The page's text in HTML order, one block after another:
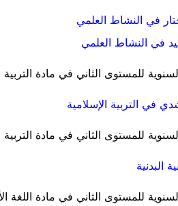
في النشاط العلمي
في النشاط العلمي
للمستوى الثاني في مادة التربية
في التربية الإسلامية
للمستوى الثاني في مادة التربية
البدنية
للمستوى الثاني في مادة اللغة